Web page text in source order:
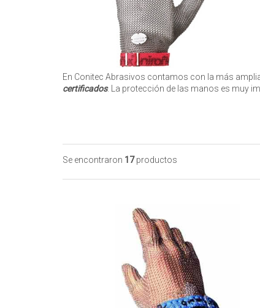
En Conitec Abrasivos contamos con la más
certificados. La protección de las manos es muy
Se encontraron 17productos